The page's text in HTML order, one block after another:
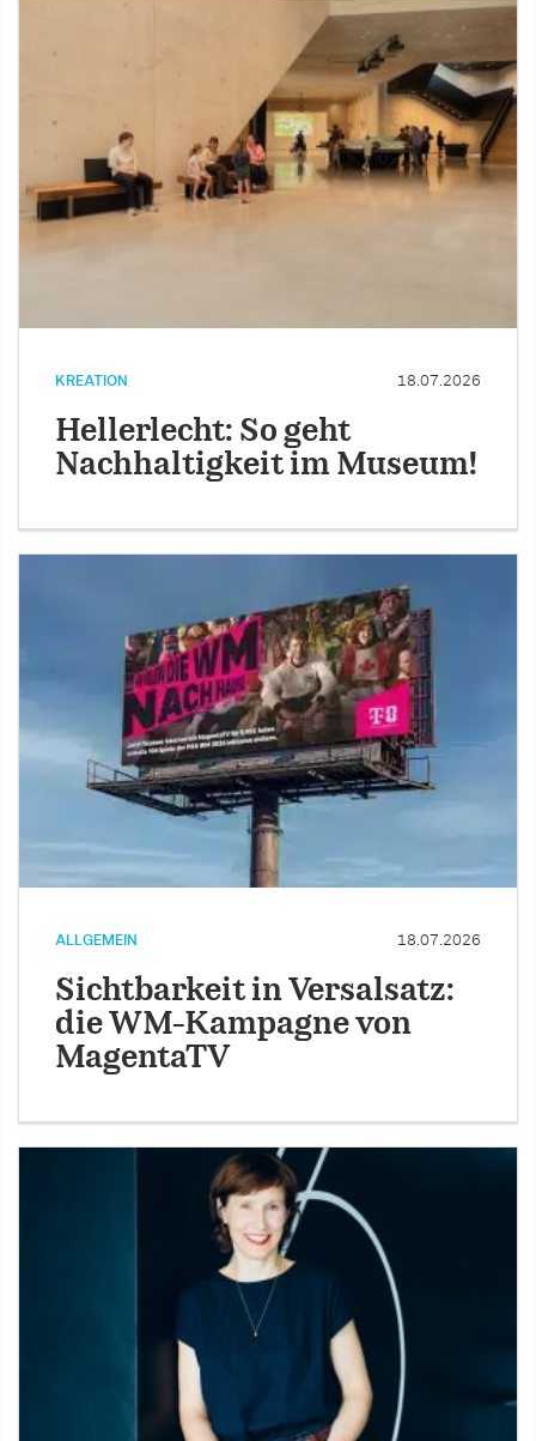
KREATION 18.07.2026
Hellerlecht: So geht
Nachhaltigkeit im Museum!
ALLGEMEIN 18.07.2026
Sichtbarkeit in Versalsatz:
die WM-Kampagne von
MagentaTV